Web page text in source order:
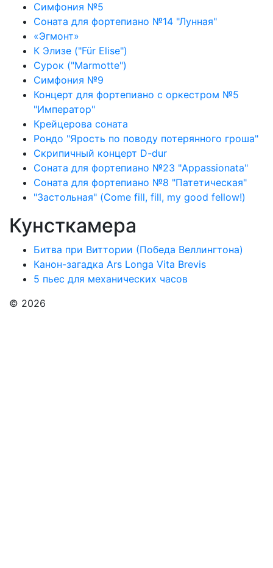
Симфония №5
Соната для фортепиано №14 "Лунная"
«Эгмонт»
К Элизе ("Für Elise")
Сурок ("Marmotte")
Симфония №9
Концерт для фортепиано с оркестром №5
"Император"
Крейцерова соната
Рондо "Ярость по поводу потерянного гроша"
Скрипичный концерт D-dur
Соната для фортепиано №23 "Appassionata"
Соната для фортепиано №8 "Патетическая"
"Застольная" (Come fill, fill, my good fellow!)
Кунсткамера
Битва при Виттории (Победа Веллингтона)
Канон-загадка Ars Longa Vita Brevis
5 пьес для механических часов
© 2026